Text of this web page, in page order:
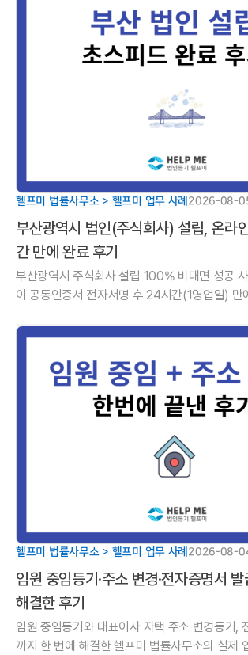
헬프미 법률사무소 > 헬프미 업무 사례 2026-08-
부산광역시 법인(주식회사) 설립, 온라
간 만에 완료 후기
부산광역시 주식회사 설립 100% 비대면 성공
이 공동인증서 전자서명 후 24시간(1영업일) 만
헬프미 법률사무소 > 헬프미 업무 사례 2026-08-
임원 중임등기·주소 변경·전자증명서 발
해결한 후기
임원 중임등기와 대표이사 자택 주소 변경등기,
까지 한 번에 해결한 헬프미 법률사무소의 실제